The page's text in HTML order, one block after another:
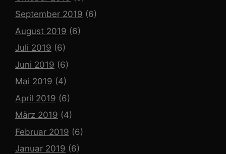
September 2019 (6)
August 2019 (6)
Juli 2019 (6)
Juni 2019 (6)
Mai 2019 (4)
April 2019 (6)
März 2019 (4)
Februar 2019 (6)
Januar 2019 (6)